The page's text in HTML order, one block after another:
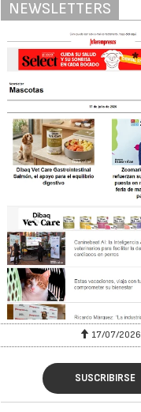
NEWSLETTERS
17/07/2026
SUSCRIBIRSE